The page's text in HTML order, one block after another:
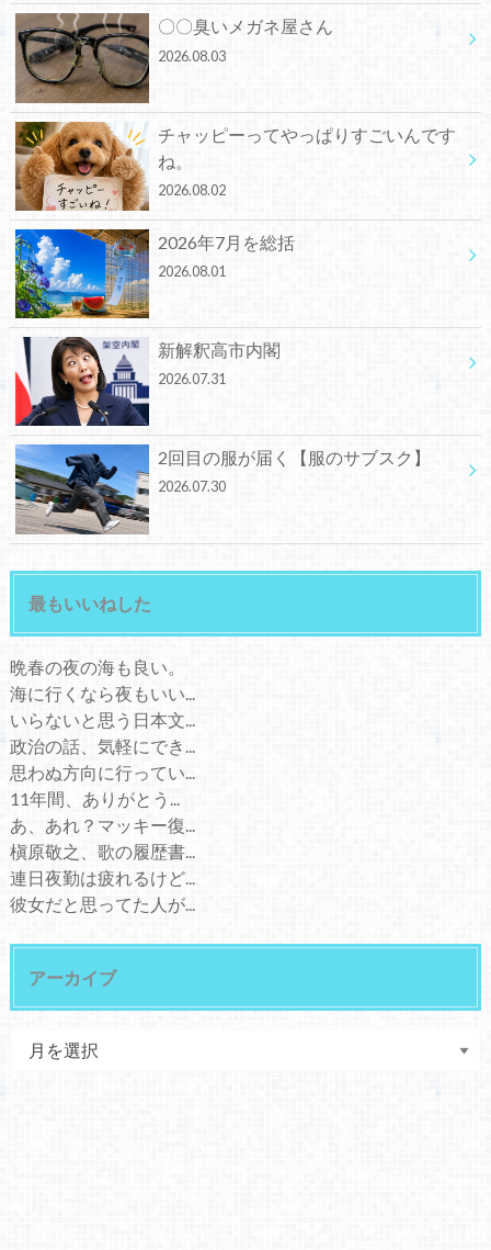
〇〇臭いメガネ屋さん
2026.08.03
チャッピーってやっぱりすごいんです
ね。
2026.08.02
2026年7月を総括
2026.08.01
新解釈高市内閣
2026.07.31
2回目の服が届く【服のサブスク】
2026.07.30
最もいいねした
晩春の夜の海も良い。
海に行くなら夜もいい...
いらないと思う日本文...
政治の話、気軽にでき...
思わぬ方向に行ってい...
11年間、ありがとう...
あ、あれ？マッキー復...
槇原敬之、歌の履歴書...
連日夜勤は疲れるけど...
彼女だと思ってた人が...
アーカイブ